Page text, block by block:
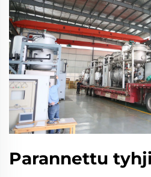
Parannettu